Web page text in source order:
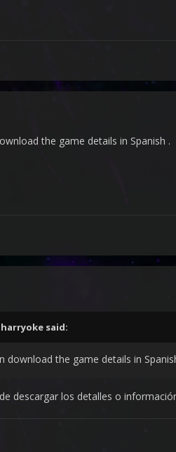
the game details in Spanish .
harryokesaid:
download the game details in
descargar los detalles o